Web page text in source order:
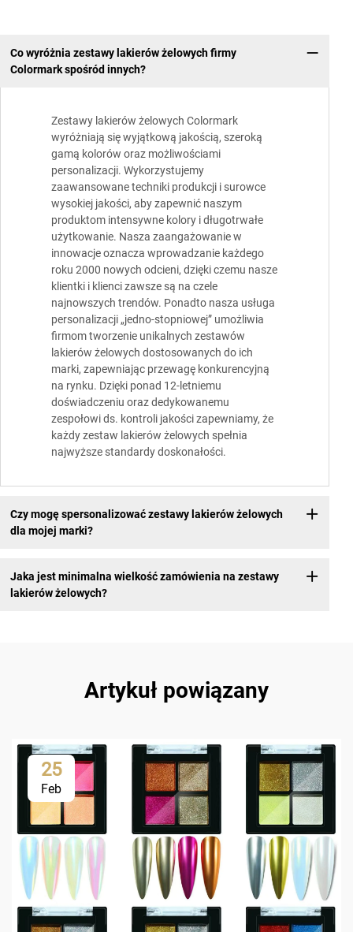
Co wyróżnia zestawy lakierów żelowych firmy
Colormark spośród innych?
Zestawy lakierów żelowych Colormark
wyróżniają się wyjątkową jakością, szeroką
gamą kolorów oraz możliwościami
personalizacji. Wykorzystujemy
zaawansowane techniki produkcji i surowce
wysokiej jakości, aby zapewnić naszym
produktom intensywne kolory i długotrwałe
użytkowanie. Nasza zaangażowanie w
innowacje oznacza wprowadzanie każdego
roku 2000 nowych odcieni, dzięki czemu nasze
klientki i klienci zawsze są na czele
najnowszych trendów. Ponadto nasza usługa
personalizacji „jedno-stopniowej” umożliwia
firmom tworzenie unikalnych zestawów
lakierów żelowych dostosowanych do ich
marki, zapewniając przewagę konkurencyjną
na rynku. Dzięki ponad 12-letniemu
doświadczeniu oraz dedykowanemu
zespołowi ds. kontroli jakości zapewniamy, że
każdy zestaw lakierów żelowych spełnia
najwyższe standardy doskonałości.
Czy mogę spersonalizować zestawy lakierów żelowych
dla mojej marki?
Jaka jest minimalna wielkość zamówienia na zestawy
lakierów żelowych?
Artykuł powiązany
25
Feb